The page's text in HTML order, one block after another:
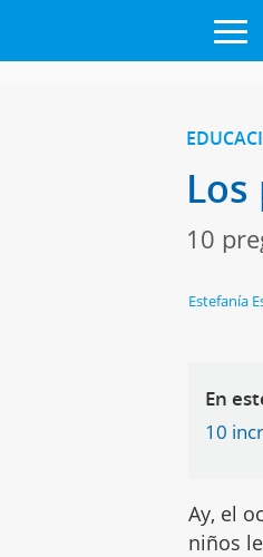
10
Estefanía
En
10
Ay, el
niños